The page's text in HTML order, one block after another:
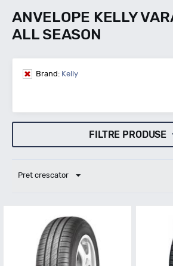
ANVELOPE KELLY
ALL SEASON
Brand: Kelly
FILTRE PRODUSE
Pret crescator